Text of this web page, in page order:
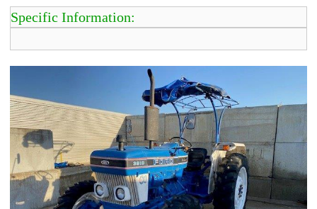
Specific Information: